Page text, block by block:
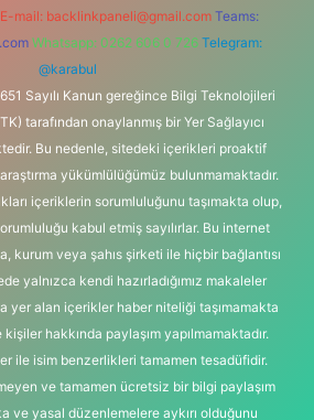
E-mail: backlinkpaneli@gmail.com Teams:
Whatsapp: 0262 606 0 726 Telegram:
@karabul
Sayılı Kanun gereğince Bilgi Teknolojileri
tarafından onaylanmış bir Yer Sağlayıcı
Bu nedenle, sitedeki içerikleri proaktif
yükümlülüğümüz bulunmamaktadır.
içeriklerin sorumluluğunu taşımakta olup,
kabul etmiş sayılırlar. Bu internet
kurum veya şahıs şirketi ile hiçbir bağlantısı
yalnızca kendi hazırladığımız makaleler
yer alan içerikler haber niteliği taşımamakta
hakkında paylaşım yapılmamaktadır.
ile isim benzerlikleri tamamen tesadüfidir.
ve tamamen ücretsiz bir bilgi paylaşım
ve yasal düzenlemelere aykırı olduğunu